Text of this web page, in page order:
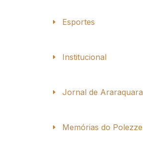
Esportes
Institucional
Jornal de Araraquara
Memórias do Polezze